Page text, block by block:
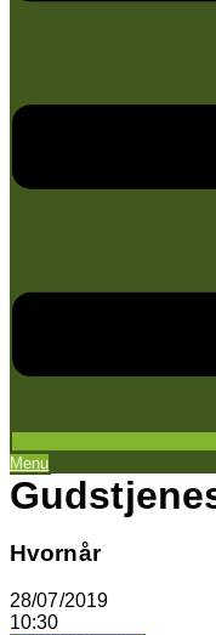
Menu
Hvornår
28/07/2019
10:30